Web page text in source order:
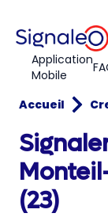
Application
Mobile
Accueil
(23)